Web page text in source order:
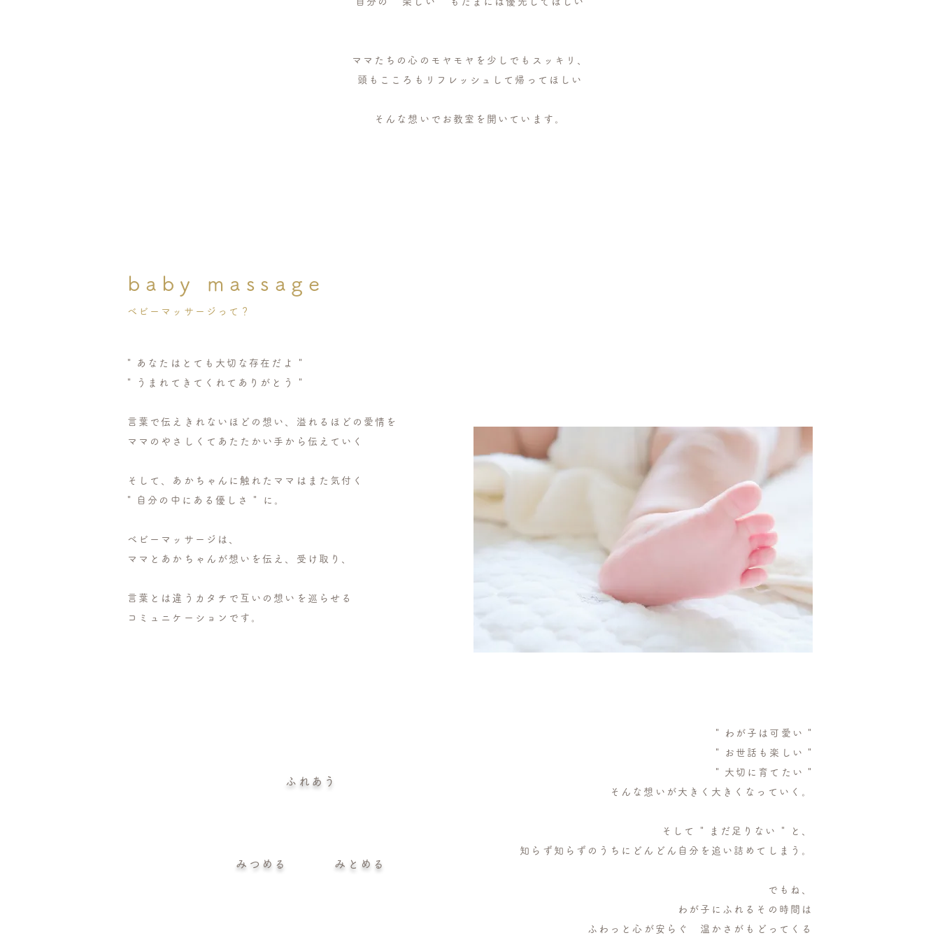
ママたちの心のモヤモヤを少しでもスッキリ、
頭もこころもリフレッシュして帰ってほしい
そんな想いでお教室を開いています。
​baby massage
ベビーマッサージって？
" あなたはとても大切な存在だよ "
" うまれてきてくれてありがとう "
言葉で伝えきれないほどの想い、
溢れるほどの愛情を
ママのやさしくてあたたかい手から伝えていく
そして、あかちゃんに触れたママはまた気付く
" 自分の中にある優しさ " に。
ベビーマッサージは、
ママとあかちゃんが想いを伝え、受け取り、
言葉とは違うカタチで互いの想いを巡らせる
コミュニケーションです。
ふれあう
みつめる みとめる
" わが子は可愛い "
" お世話も楽しい "
" 大切に育てたい "
そんな想いが大きく大きくなっていく。
そして " まだ足りない " と、
知らず知らずのうちにどんどん自分を追い詰めてしまう。
でもね、
わが子にふれるその時間は
ふわっと心が安らぐ 温かさがもどってくる